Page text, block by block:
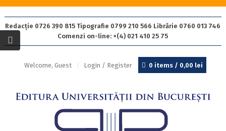
Redacție 0726 390 815 Tipografie 0799 210 566 Librărie 0760 013 746
Comenzi on-line: +(4) 021 410 25 75
Welcome, Guest Login / Register 0 items / 0,00 lei